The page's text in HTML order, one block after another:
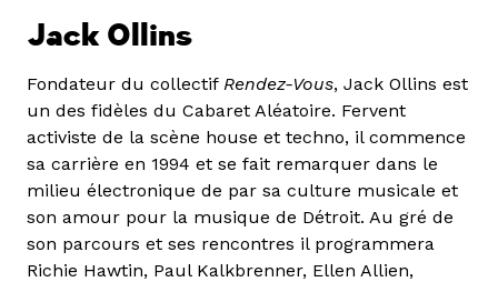
Jack Ollins
Fondateur du collectif Rendez-Vous, Jack Ollins est
un des fidèles du Cabaret Aléatoire. Fervent
activiste de la scène house et techno, il commence
sa carrière en 1994 et se fait remarquer dans le
milieu électronique de par sa culture musicale et
son amour pour la musique de Détroit. Au gré de
son parcours et ses rencontres il programmera
Richie Hawtin, Paul Kalkbrenner, Ellen Allien,